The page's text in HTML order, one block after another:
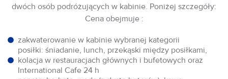
dwóch osób podróżujących w kabinie. Poniżej szczegóły:
Cena obejmuje :
zakwaterowanie w kabinie wybranej kategorii
posiłki: śniadanie, lunch, przekąski między posiłkami,
kolacja w restauracjach głównych i bufetowych oraz
International Cafe 24 h